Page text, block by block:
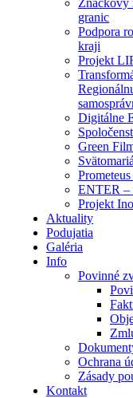
Značkový
granic
Podpora
kraji
Projekt
Digitálne
Green
ENTER –
Projekt
Aktuality
Podujatia
Galéria
Info
Povinné
Ochrana
Zásady
Kontakt